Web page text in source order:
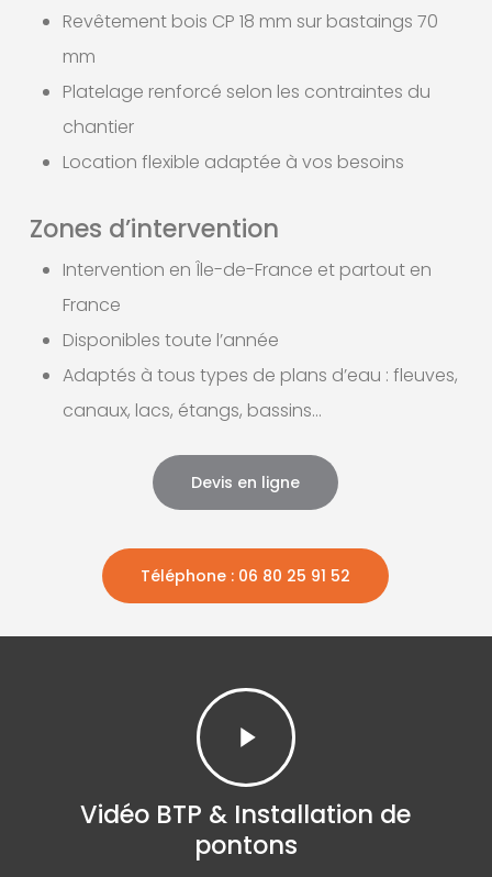
Revêtement bois CP 18 mm sur bastaings 70
mm
Platelage renforcé selon les contraintes du
chantier
Location flexible adaptée à vos besoins
Zones d’intervention
Intervention en Île-de-France et partout en
France
Disponibles toute l’année
Adaptés à tous types de plans d’eau : fleuves,
canaux, lacs, étangs, bassins…
Devis en ligne
Téléphone : 06 80 25 91 52
Play
Video
Vidéo BTP & Installation de
pontons